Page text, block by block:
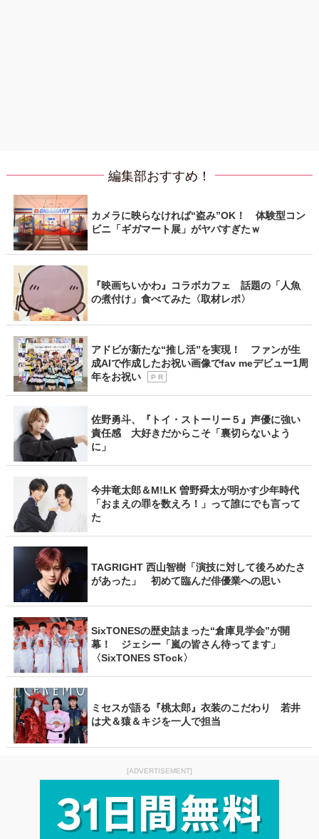
編集部おすすめ！
カメラに映らなければ“盗み”OK！ 体験型コン
ビニ「ギガマート展」がヤバすぎたｗ
『映画ちいかわ』コラボカフェ 話題の「人魚
の煮付け」食べてみた〈取材レポ〉
アドビが新たな“推し活”を実現！ ファンが生
成AIで作成したお祝い画像でfav meデビュー1周
年をお祝い
P R
佐野勇斗、『トイ・ストーリー５』声優に強い
責任感 大好きだからこそ「裏切らないよう
に」
今井竜太郎＆M!LK 曽野舜太が明かす少年時代
「おまえの罪を数えろ！」って誰にでも言って
た
TAGRIGHT 西山智樹「演技に対して後ろめたさ
があった」 初めて臨んだ俳優業への思い
SixTONESの歴史詰まった“倉庫見学会”が開
幕！ ジェシー「嵐の皆さん待ってます」
〈SixTONES STock〉
ミセスが語る『桃太郎』衣装のこだわり 若井
は犬＆猿＆キジを一人で担当
[ADVERTISEMENT]